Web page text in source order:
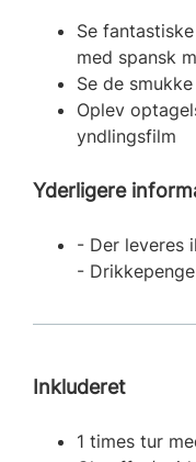
Se
med spansk
Se de
Oplev
yndlingsfilm
Yderligere
- Der leveres
-
Inkluderet
1 times tur